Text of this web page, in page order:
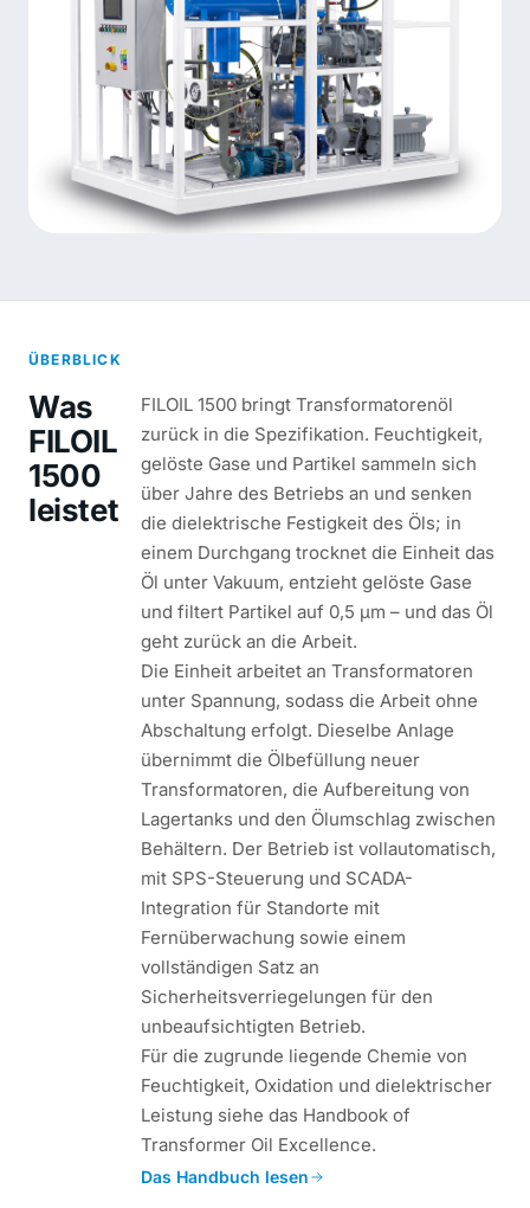
ÜBERBLICK
Was
FILOIL
1500
leistet
FILOIL 1500 bringt Transformatorenöl
zurück in die Spezifikation. Feuchtigkeit,
gelöste Gase und Partikel sammeln sich
über Jahre des Betriebs an und senken
die dielektrische Festigkeit des Öls; in
einem Durchgang trocknet die Einheit das
Öl unter Vakuum, entzieht gelöste Gase
und filtert Partikel auf 0,5 µm – und das Öl
geht zurück an die Arbeit.
Die Einheit arbeitet an Transformatoren
unter Spannung, sodass die Arbeit ohne
Abschaltung erfolgt. Dieselbe Anlage
übernimmt die Ölbefüllung neuer
Transformatoren, die Aufbereitung von
Lagertanks und den Ölumschlag zwischen
Behältern. Der Betrieb ist vollautomatisch,
mit SPS-Steuerung und SCADA-
Integration für Standorte mit
Fernüberwachung sowie einem
vollständigen Satz an
Sicherheitsverriegelungen für den
unbeaufsichtigten Betrieb.
Für die zugrunde liegende Chemie von
Feuchtigkeit, Oxidation und dielektrischer
Leistung siehe das Handbook of
Transformer Oil Excellence.
Das Handbuch lesen